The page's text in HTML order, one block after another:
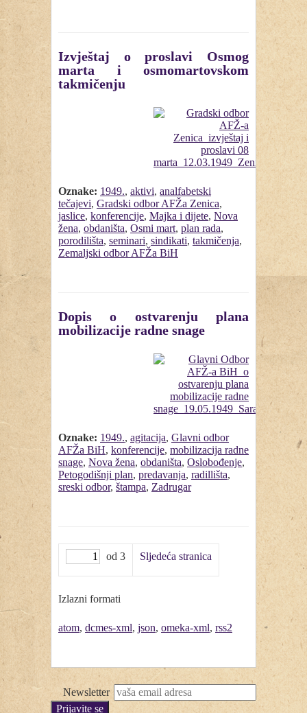
Izvještaj o proslavi Osmog
marta i osmomartovskom
takmičenju
Oznake: 1949., aktivi, analfabetski
tečajevi, Gradski odbor AFŽa Zenica,
jaslice, konferencije, Majka i dijete, Nova
žena, obdaništa, Osmi mart, plan rada,
porodilišta, seminari, sindikati, takmičenja,
Zemaljski odbor AFŽa BiH
Dopis o ostvarenju plana
mobilizacije radne snage
Oznake: 1949., agitacija, Glavni odbor
AFŽa BiH, konferencije, mobilizacija radne
snage, Nova žena, obdaništa, Oslobođenje,
Petogodišnji plan, predavanja, radillišta,
sreski odbor, štampa, Zadrugar
od 3 Sljedeća stranica
Izlazni formati
atom, dcmes-xml, json, omeka-xml, rss2
Newsletter